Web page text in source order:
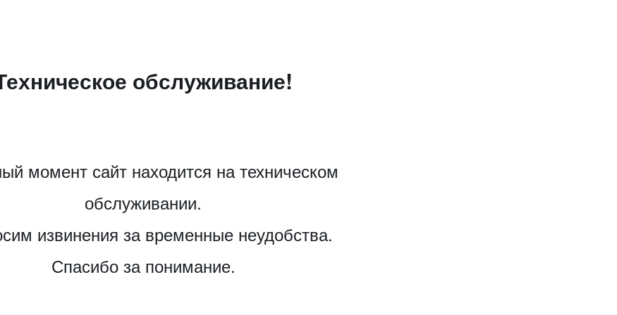
обслуживание!
момент сайт находится на техническом
обслуживании.
извинения за временные неудобства.
Спасибо за понимание.